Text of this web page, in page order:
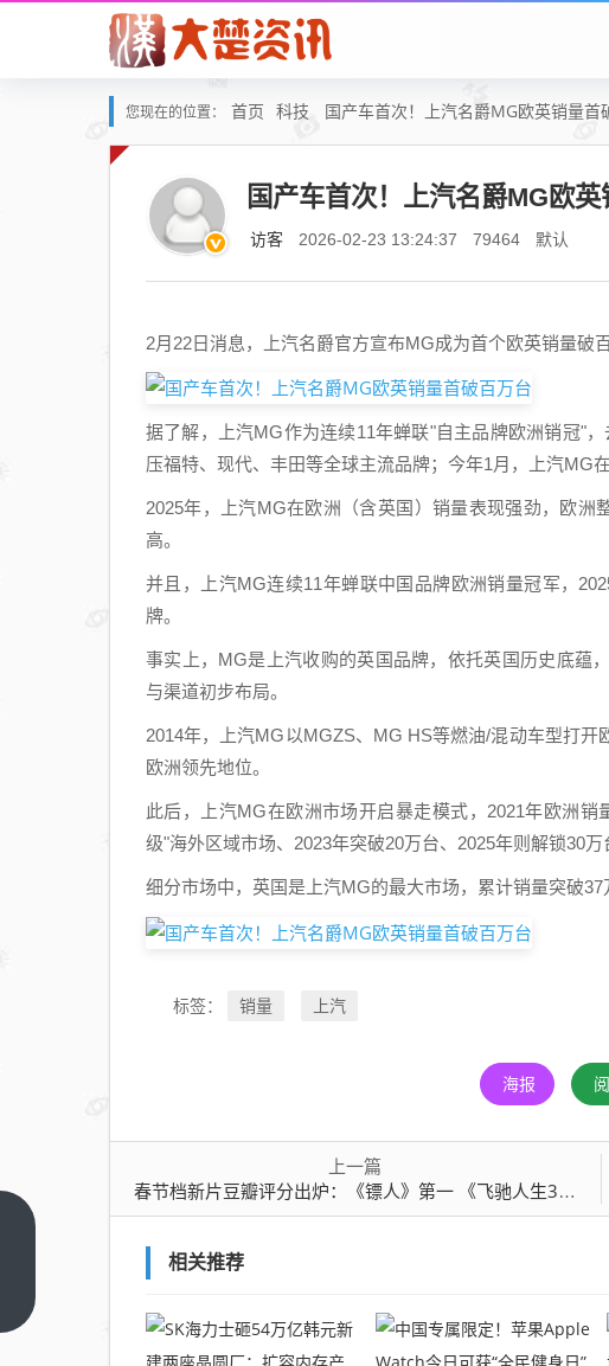
您现在的位置： 首页 科技 国产车首次！上汽名爵MG欧英销量首
国产车首次！上汽名爵MG欧
访客 2026-02-23 13:24:37 79464 默认
2月22日消息，上汽名爵官方宣布MG成为首个欧英销量破
据了解，上汽MG作为连续11年蝉联"自主品牌欧洲销冠"
压福特、现代、丰田等全球主流品牌；今年1月，上汽MG
2025年，上汽MG在欧洲（含英国）销量表现强劲，欧
高。
并且，上汽MG连续11年蝉联中国品牌欧洲销量冠军，
牌。
事实上，MG是上汽收购的英国品牌，依托英国历史底蕴
与渠道初步布局。
2014年，上汽MG以MGZS、MG HS等燃油/混动车型打
欧洲领先地位。
此后，上汽MG在欧洲市场开启暴走模式，2021年欧洲
级"海外区域市场、2023年突破20万台、2025年则解锁30万
细分市场中，英国是上汽MG的最大市场，累计销量突破37
标签： 销量 上汽
海报
上一篇
春节档新片豆瓣评分出炉：《镖人》第一 《飞驰人生3》降至7.4分暂居第二
相关推荐